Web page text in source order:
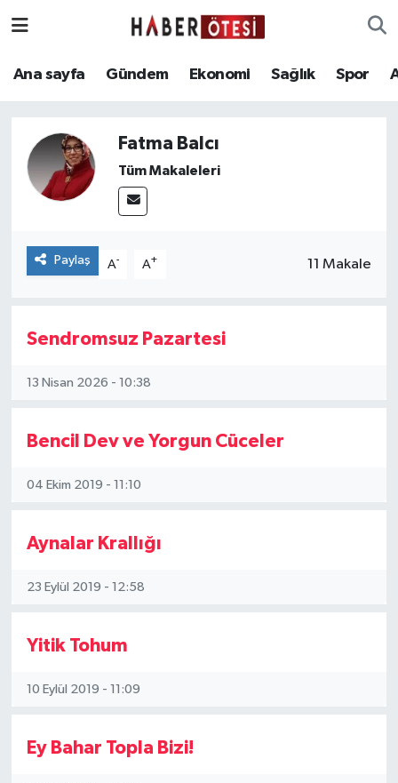
Ana sayfa Gündem Ekonomi Sağlık Spor
Fatma Balcı
Tüm Makaleleri
Paylaş A- A+ 11 Makale
Sendromsuz Pazartesi
13 Nisan 2026 - 10:38
Bencil Dev ve Yorgun Cüceler
04 Ekim 2019 - 11:10
Aynalar Krallığı
23 Eylül 2019 - 12:58
Yitik Tohum
10 Eylül 2019 - 11:09
Ey Bahar Topla Bizi!
Ana sayfa
Ekonomi
Sağlık
Spor
Teknoloji
Eskişehir Nöbetçi Eczaneler
Eskişehir Namaz Vakitleri
Eskişehir Trafik Yoğunluk Haritası
Süper Lig Puan Durumu ve Fikstür
Son Dakika Haberleri
Haber Arşivi